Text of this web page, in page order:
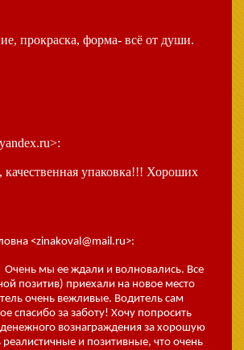
прокраска, форма- всё от души.
упаковка!!! Хороших
<zinakoval@mail.ru>:
мы ее ждали и волновались. Все
позитив) приехали на новое место
очень вежливые. Водитель сам
спасибо за заботу! Хочу попросить
вознаграждения за хорошую
и позитивные, что очень